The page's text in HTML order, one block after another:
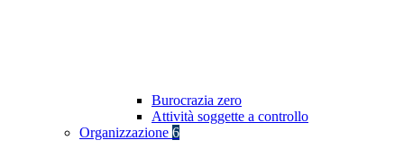
Burocrazia zero
Attività soggette a controllo
Organizzazione 6